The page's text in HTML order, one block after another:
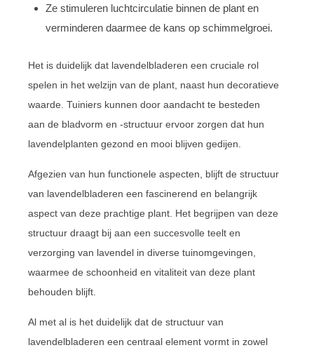
Ze stimuleren luchtcirculatie binnen de plant en
verminderen daarmee de kans op schimmelgroei.
Het is duidelijk dat lavendelbladeren een cruciale rol
spelen in het welzijn van de plant, naast hun decoratieve
waarde. Tuiniers kunnen door aandacht te besteden
aan de bladvorm en -structuur ervoor zorgen dat hun
lavendelplanten gezond en mooi blijven gedijen.
Afgezien van hun functionele aspecten, blijft de structuur
van lavendelbladeren een fascinerend en belangrijk
aspect van deze prachtige plant. Het begrijpen van deze
structuur draagt bij aan een succesvolle teelt en
verzorging van lavendel in diverse tuinomgevingen,
waarmee de schoonheid en vitaliteit van deze plant
behouden blijft.
Al met al is het duidelijk dat de structuur van
lavendelbladeren een centraal element vormt in zowel